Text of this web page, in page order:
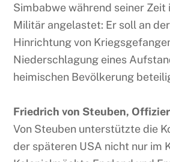
Simbabwe während seiner Zeit
Militär angelastet: Er soll an
Hinrichtung von
Niederschlagung eines
heimischen Bevölkerung
Friedrich von Steuben, Offizier
Von Steuben unterstützte die
der späteren USA nicht nur im